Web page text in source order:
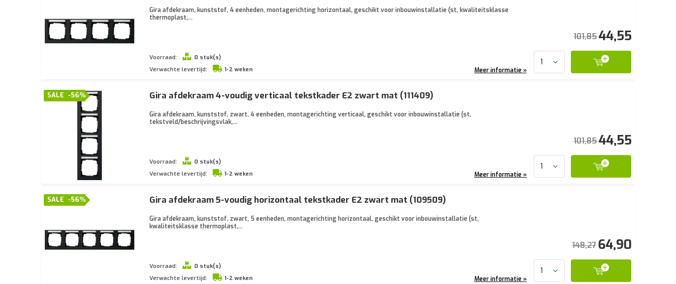
Gira afdekraam, kunststof, 4 eenheden, montagerichting horizontaal, geschikt voor inbouwinstallatie (st, kwaliteitsklasse
thermoplast,...
Voorraad:
0 stuk(s)
Verwachte levertijd:
1-2 weken
101,8544,55
Meer informatie »
-56%
SALE Gira afdekraam 4-voudig verticaal tekstkader E2 zwart mat (111409)
Gira afdekraam, kunststof, zwart, 4 eenheden, montagerichting verticaal, geschikt voor inbouwinstallatie (st,
tekstveld/beschrijvingsvlak,...
Voorraad:
0 stuk(s)
Verwachte levertijd:
1-2 weken
101,8544,55
Meer informatie »
-56%
SALE Gira afdekraam 5-voudig horizontaal tekstkader E2 zwart mat (109509)
Gira afdekraam, kunststof, zwart, 5 eenheden, montagerichting horizontaal, geschikt voor inbouwinstallatie (st,
kwaliteitsklasse thermoplast,...
Voorraad:
0 stuk(s)
Verwachte levertijd:
1-2 weken
148,2764,90
Meer informatie »